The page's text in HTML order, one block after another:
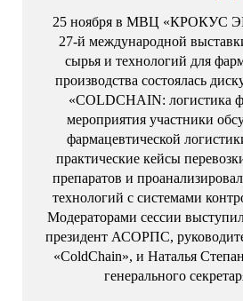
25 ноября в МВЦ «КРОКУС
27-й международной
сырья и технологий для
производства состоялась
«COLDCHAIN: логистика
мероприятия участники
фармацевтической
практические кейсы
препаратов и
технологий с системами
Модераторами сессии
президент АСОРПС,
«ColdChain», и Наталья
генерального